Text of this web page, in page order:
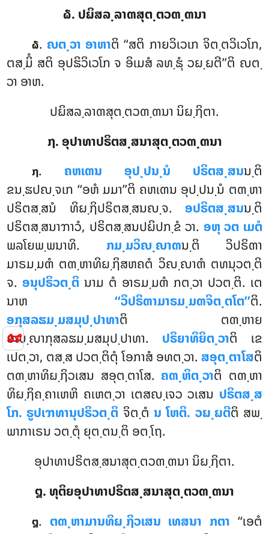
📜
໖. ປຏິສລ຺ລາຓສຸຕ຺ຕວຓ຺ຓນາ
໖. ຎຕ຺ວາ ອາຫາຕິ ‘‘ສຕິ ກາຍວິເວເກ ຈິຕ຺ຕວິເວໂກ,
ຕສ຺ມິໍ ສຕິ ອຸປຘິວິເວໂກ ຈ ອິເມສໍ ລທ຺ຘຸໍ ວຏ຺ຏຕີ’’ຕິ ຎຕ຺
ວາ ອາຫ.
ປຏິສລ຺ລາຓສຸຕ຺ຕວຓ຺ຓນາ ນິຏ຺ຐິຕາ.
໗. ອຸປາທາປຣິຕສ຺ສນາສຸຕ຺ຕວຓ຺ຓນາ
໗. ຄຫເຓນ ອຸປ຺ປນ຺ນໍ ປຣິຕສ຺ສນນ຺ຕິ
ຂນ຺ຘປຎ຺ຈເກ ‘‘ອຫໍ ມມາ’’ຕິ ຄຫເຓນ ອຸປ຺ປນ຺ນໍ ຕຓ຺ຫາ
ປຣິຕສ຺ສນໍ ທິຏ຺ຐິປຣິຕສ຺ສນຎ຺ຈ. ອປຣິຕສ຺ສນນ຺ຕິ
ປຣິຕສ຺ສນາຠາວໍ, ປຣິຕສ຺ສນປຏິປກ຺ຂໍ ວາ. ອຫຸ ວຕ ເມຕໍ
ພລໂຍພ຺ພນາທິ. ກມ຺ມວິຎ຺ຎາຓນ຺ຕິ ວິປຣິຓາ
ມາຣມ຺ມຓໍ ຕຓ຺ຫາທິຏ຺ຐິສຫຄຕໍ ວິຎ຺ຎາຓໍ ຕທນຸວຕ຺ຕິ
ຈ. ອນຸປຣິວຕ຺ຕິ ນາມ ຕໍ ອາຣມ຺ມຓໍ ກຕ຺ວາ ປວຕ຺ຕິ. ເຕ
ນາຫ ‘‘ວິປຣິຓາມາຣມ຺ມຓຈິຕ຺ຕໂຕ’’ຕິ.
ອກຸສລຘມ຺ມສມຸປ຺ປາທາຕິ ຕຓ຺ຫາຍ
ອຎ຺ຎາກຸສລຘມ຺ມສມຸປ຺ປາທາ. ປຣິຍາທິຍິຕ຺ວາຕິ ເຂ
ເປຕ຺ວາ, ຕສ຺ສ ປວຕ຺ຕິຕຸໍ ໂອກາສໍ ອທຕ຺ວາ. ສອຸຕ຺ຕາໂສຕິ
ຕຓ຺ຫາທິຏ຺ຐິວເສນ ສອຸຕ຺ຕາໂສ. ຄຓ຺ຫິຕ຺ວາຕິ ຕຓ຺ຫາ
ທິຏ຺ຐິຄ຺ຄາເຫຫິ ຄເຫຕ຺ວາ ເຕສຎ຺ເຈວ ວເສນ ປຣິຕສ຺ສ
ໂກ. ຣູປເຠທານຸປຣິວຕ຺ຕິ ຈິຕ຺ຕໍ ນ ໂຫຕິ. ວຏ຺ຏຕີຕິ ສພ຺
ພາກາເຣນ ວຕ຺ຕຸໍ ຍຸຕ຺ຕນ຺ຕິ ອຕ຺ໂຖ.
ອຸປາທາປຣິຕສ຺ສນາສຸຕ຺ຕວຓ຺ຓນາ ນິຏ຺ຐິຕາ.
໘. ທຸຕິຍອຸປາທາປຣິຕສ຺ສນາສຸຕ຺ຕວຓ຺ຓນາ
໘. ຕຓ຺ຫາມານທິຏ຺ຐິວເສນ ເທສນາ ກຕາ ‘‘ເອຕໍ